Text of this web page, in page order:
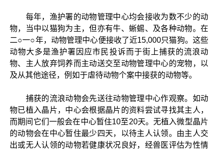
每年，渔护署的动物管理中心均会接收为数不少的动
物，当中以猫狗为主，但亦有牛、蜥蜴、及各种动物。在
二○一○年，动物管理中心便接收了近15,000只猫狗。这些
动物大多是渔护署因应市民投诉而于街上捕获的流浪动
物、主人放弃饲养而主动送交至动物管理中心的宠物，以
及从其他途径，例如于虐待动物个案中接获的动物等。
捕获的流浪动物会先送往动物管理中心作观察。如动
物已植入晶片，中心会根据晶片的资料尝试寻找其主人，
而期间它们一般会在中心暂住10至20天。无植入微型晶片
的动物会在中心暂住最少四天，以待主人认领。由主人交
出或无人认领的动物若健康状况良好，经兽医评估为性情